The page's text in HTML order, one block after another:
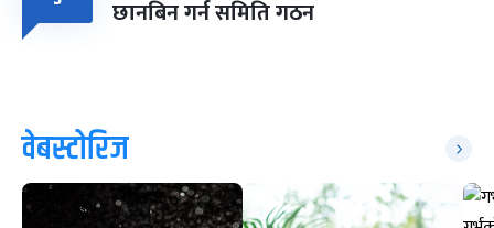
छानबिन गर्न समिति गठन
वेबस्टोरिज